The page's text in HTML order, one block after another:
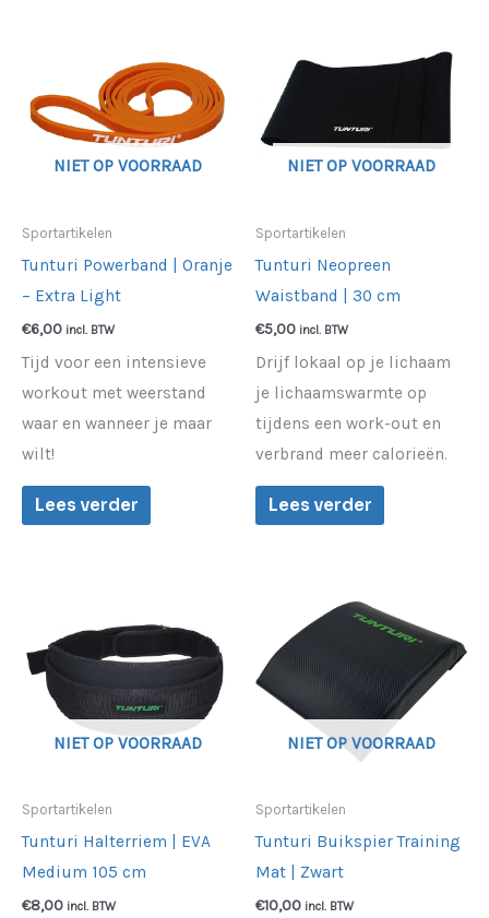
NIET OP VOORRAAD
Sportartikelen
Tunturi Powerband | Oranje
– Extra Light
€6,00 incl. BTW
Tijd voor een intensieve
workout met weerstand
waar en wanneer je maar
wilt!
Lees verder
NIET OP VOORRAAD
Sportartikelen
Tunturi Neopreen
Waistband | 30 cm
€5,00 incl. BTW
Drijf lokaal op je lichaam
je lichaamswarmte op
tijdens een work-out en
verbrand meer calorieën.
Lees verder
NIET OP VOORRAAD
Sportartikelen
Tunturi Halterriem | EVA
Medium 105 cm
€8,00 incl. BTW
NIET OP VOORRAAD
Sportartikelen
Tunturi Buikspier Training
Mat | Zwart
€10,00 incl. BTW